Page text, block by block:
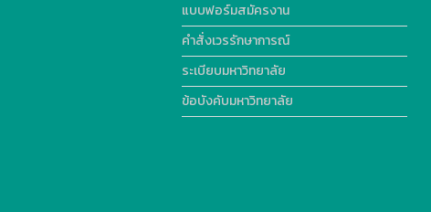
แบบฟอร์มสมัครงาน
คำสั่งเวรรักษาการณ์
ระเบียบมหาวิทยาลัย
ข้อบังคับมหาวิทยาลัย